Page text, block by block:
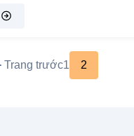
Trang trước1 2